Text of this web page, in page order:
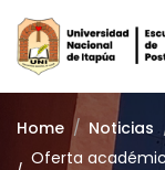
Home Noticias
Oferta